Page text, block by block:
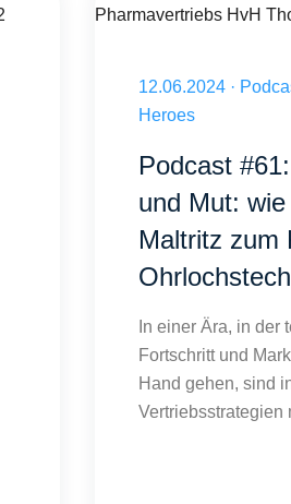
Veröffentlicht am
12.06.2024 ·
Heroes
Podcast
und Mut:
Maltritz zum
In einer Ära, in der
Fortschritt und
Hand gehen, sind